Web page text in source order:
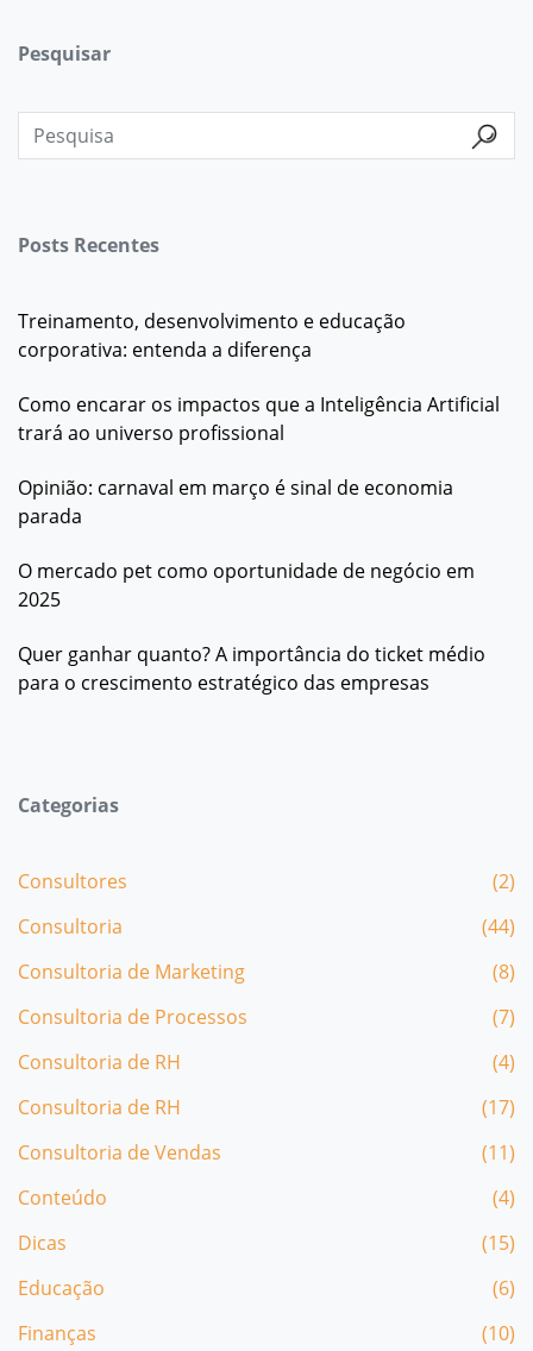
Pesquisar
Posts Recentes
Treinamento, desenvolvimento e educação
corporativa: entenda a diferença
Como encarar os impactos que a Inteligência Artificial
trará ao universo profissional
Opinião: carnaval em março é sinal de economia
parada
O mercado pet como oportunidade de negócio em
2025
Quer ganhar quanto? A importância do ticket médio
para o crescimento estratégico das empresas
Categorias
Consultores
(2)
Consultoria
(44)
Consultoria de Marketing
(8)
Consultoria de Processos
(7)
Consultoria de RH
(4)
Consultoria de RH
(17)
Consultoria de Vendas
(11)
Conteúdo
(4)
Dicas
(15)
Educação
(6)
Finanças
(10)